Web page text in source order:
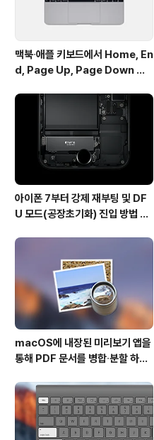
맥북∙애플 키보드에서 Home, En
d, Page Up, Page Down 키
아이폰 7부터 강제 재부팅 및 DF
U 모드(공장초기화) 진입 방법 변
macOS에 내장된 미리보기 앱을
통해 PDF 문서를 병합∙분할 하는